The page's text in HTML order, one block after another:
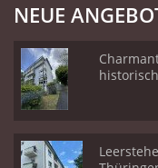
NEUE